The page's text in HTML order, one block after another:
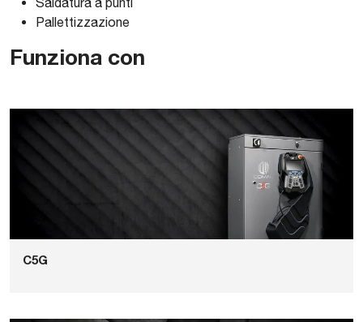
Pallettizzazione
Funziona con
C5G